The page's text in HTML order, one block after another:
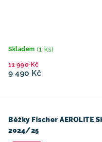
Skladem (1 ks)
9 490 Kč
11 990 Kč
Běžky Fischer AEROLITE
2024/25